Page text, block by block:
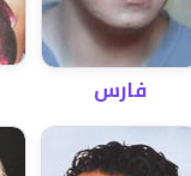
فارس